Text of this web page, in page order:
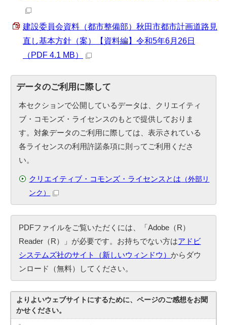
建設委員会資料（都市整備部）秋田市都市計画道路見
直し基本方針（案）【資料編】令和5年6月26日
（PDF 4.1 MB）
データのご利用に際して
本セクションで公開しているデータは、クリエイティ
ブ・コモンズ・ライセンスのもとで提供しておりま
す。対象データのご利用に際しては、表示されている
各ライセンスの利用許諾条項に則ってご利用くださ
い。
クリエイティブ・コモンズ・ライセンスとは （外部リ
ンク）
PDFファイルをご覧いただくには、「Adobe（R）
Reader（R）」が必要です。お持ちでない方はアドビ
システムズ社のサイト（新しいウィンドウ）からダウ
ンロード（無料）してください。
よりよいウェブサイトにするために、ページのご感想をお聞
かせください。